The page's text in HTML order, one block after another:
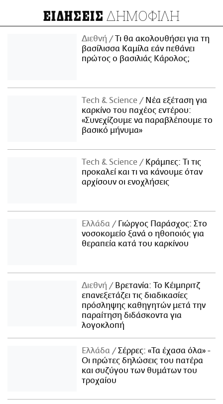
ΕΙΔΗΣΕΙΣ ΔΗΜΟΦΙΛΗ
Διεθνή
Τι θα ακολουθήσει για τη
βασίλισσα Καμίλα εάν πεθάνει
πρώτος ο βασιλιάς Κάρολος;
Τech & Science
Νέα εξέταση για
καρκίνο του παχέος εντέρου:
«Συνεχίζουμε να παραβλέπουμε το
βασικό μήνυμα»
Τech & Science
Κράμπες: Τι τις
προκαλεί και τι να κάνουμε όταν
αρχίσουν οι ενοχλήσεις
Ελλάδα
Γιώργος Παράσχος: Στο
νοσοκομείο ξανά ο ηθοποιός για
θεραπεία κατά του καρκίνου
Διεθνή
Βρετανία: Το Κέιμπριτζ
επανεξετάζει τις διαδικασίες
πρόσληψης καθηγητών μετά την
παραίτηση διδάσκοντα για
λογοκλοπή
Ελλάδα
Σέρρες: «Τα έχασα όλα» -
Οι πρώτες δηλώσεις του πατέρα
και συζύγου των θυμάτων του
τροχαίου